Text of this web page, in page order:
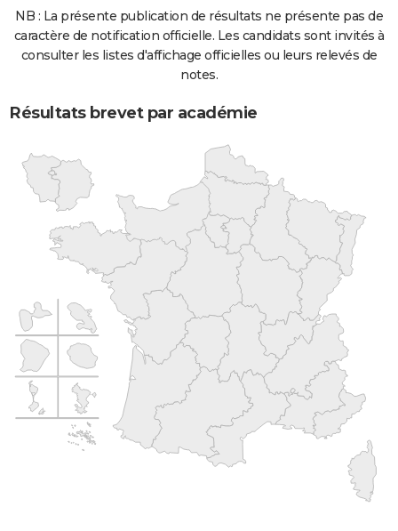
NB : La présente publication de résultats ne présente pas de
caractère de notification officielle. Les candidats sont invités à
consulter les listes d'affichage officielles ou leurs relevés de
notes.
Résultats brevet par académie